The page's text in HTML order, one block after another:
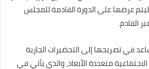
عرضها على الدورة القادمة للمجلس
القادم.
في تصريحها إلى التحضيرات الجارية
متعددة الأبعاد، والذي يأتي في